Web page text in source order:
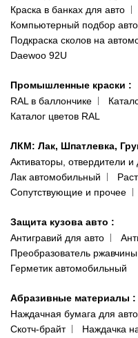
Одесса
пр-т Акад. Глушко, 29
066 554-97-70
Наши публикации
Публичная оферта
Политика
Краска в банках для авто
Компьютерный подбор
Подкраска сколов на
Daewoo 92U
Промышленные краски :
RAL в баллончике
Каталог цветов RAL
ЛКМ: Лак, Шпатлевка,
Активаторы, отвердители и
Лак автомобильный
Сопутствующие и прочее
Защита кузова авто :
Антигравий для авто
Преобразователь
Герметик автомобильный
Абразивные материалы :
Наждачная бумага для авто
Скотч-брайт
Наждачка